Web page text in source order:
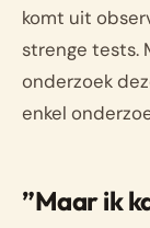
komt uit
strenge tests.
onderzoek
enkel
”Maar ik